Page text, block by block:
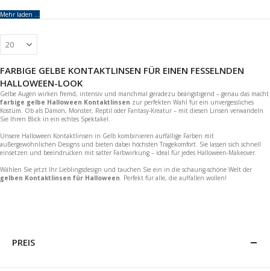
Mehr laden ...
FARBIGE GELBE KONTAKTLINSEN FÜR EINEN FESSELNDEN
HALLOWEEN-LOOK
Gelbe Augen wirken fremd, intensiv und manchmal geradezu beängstigend – genau das macht
farbige gelbe Halloween Kontaktlinsen zur perfekten Wahl für ein unvergessliches
Kostüm. Ob als Dämon, Monster, Reptil oder Fantasy-Kreatur – mit diesen Linsen verwandeln
Sie Ihren Blick in ein echtes Spektakel.
Unsere Halloween Kontaktlinsen in Gelb kombinieren auffällige Farben mit
außergewöhnlichen Designs und bieten dabei höchsten Tragekomfort. Sie lassen sich schnell
einsetzen und beeindrucken mit satter Farbwirkung – ideal für jedes Halloween-Makeover.
Wählen Sie jetzt Ihr Lieblingsdesign und tauchen Sie ein in die schaurig-schöne Welt der
gelben Kontaktlinsen für Halloween. Perfekt für alle, die auffallen wollen!
PREIS